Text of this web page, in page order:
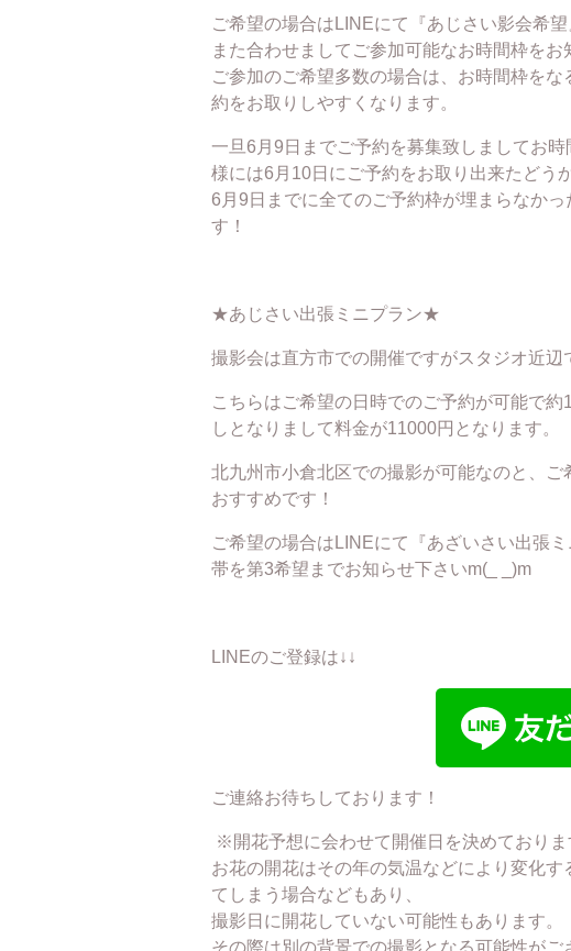
ご希望の場合はLINEにて『あじさい影会希望
また合わせましてご参加可能なお時間枠を
ご参加のご希望多数の場合は、お時間枠を
約をお取りしやすくなります。
一旦6月9日までご予約を募集致しましてお
様には6月10日にご予約をお取り出来たどう
6月9日までに全てのご予約枠が埋まらなか
す！
★あじさい出張ミニプラン★
撮影会は直方市での開催ですがスタジオ近辺
こちらはご希望の日時でのご予約が可能で
しとなりまして料金が11000円となります。
北九州市小倉北区での撮影が可能なのと、
おすすめです！
ご希望の場合はLINEにて『あざいさい出張
帯を第3希望までお知らせ下さいm(_ _)m
LINEのご登録は↓↓
ご連絡お待ちしております！
※開花予想に会わせて開催日を決めておりま
お花の開花はその年の気温などにより変化
てしまう場合などもあり、
撮影日に開花していない可能性もあります。
その際は別の背景での撮影となる可能性がご